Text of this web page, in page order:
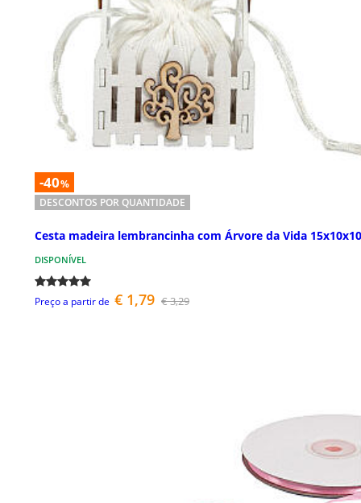
-40%
DESCONTOS POR QUANTIDADE
Cesta madeira lembrancinha com Árvore da Vida
DISPONÍVEL
Preço a partir de € 1,79 € 3,29